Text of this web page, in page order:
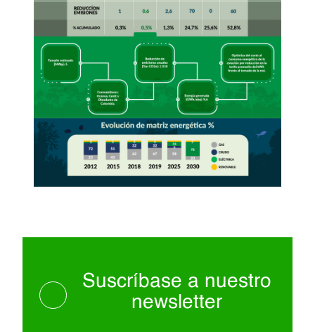
Suscríbase a nuestro
newsletter